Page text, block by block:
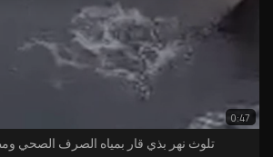
0:47
تلوث نهر بذي قار بمياه الصرف الصحي